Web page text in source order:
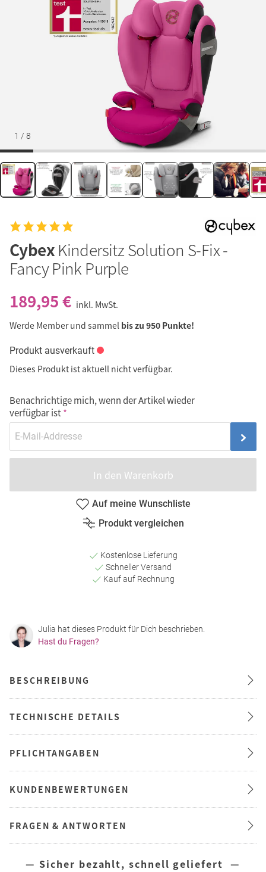
1 / 8
CybexKindersitz Solution S-Fix -
Fancy Pink Purple
189,95 € inkl. MwSt.
Werde Member und sammel bis zu 950 Punkte!
Produkt ausverkauft
Dieses Produkt ist aktuell nicht verfügbar.
Benachrichtige mich, wenn der Artikel wieder
verfügbar ist
In den Warenkorb
Auf meine Wunschliste
Produkt vergleichen
Kostenlose Lieferung
Schneller Versand
Kauf auf Rechnung
Julia hat dieses Produkt für Dich beschrieben.
Hast du Fragen?
BESCHREIBUNG
TECHNISCHE DETAILS
PFLICHTANGABEN
KUNDENBEWERTUNGEN
FRAGEN & ANTWORTEN
— Sicher bezahlt, schnell geliefert —